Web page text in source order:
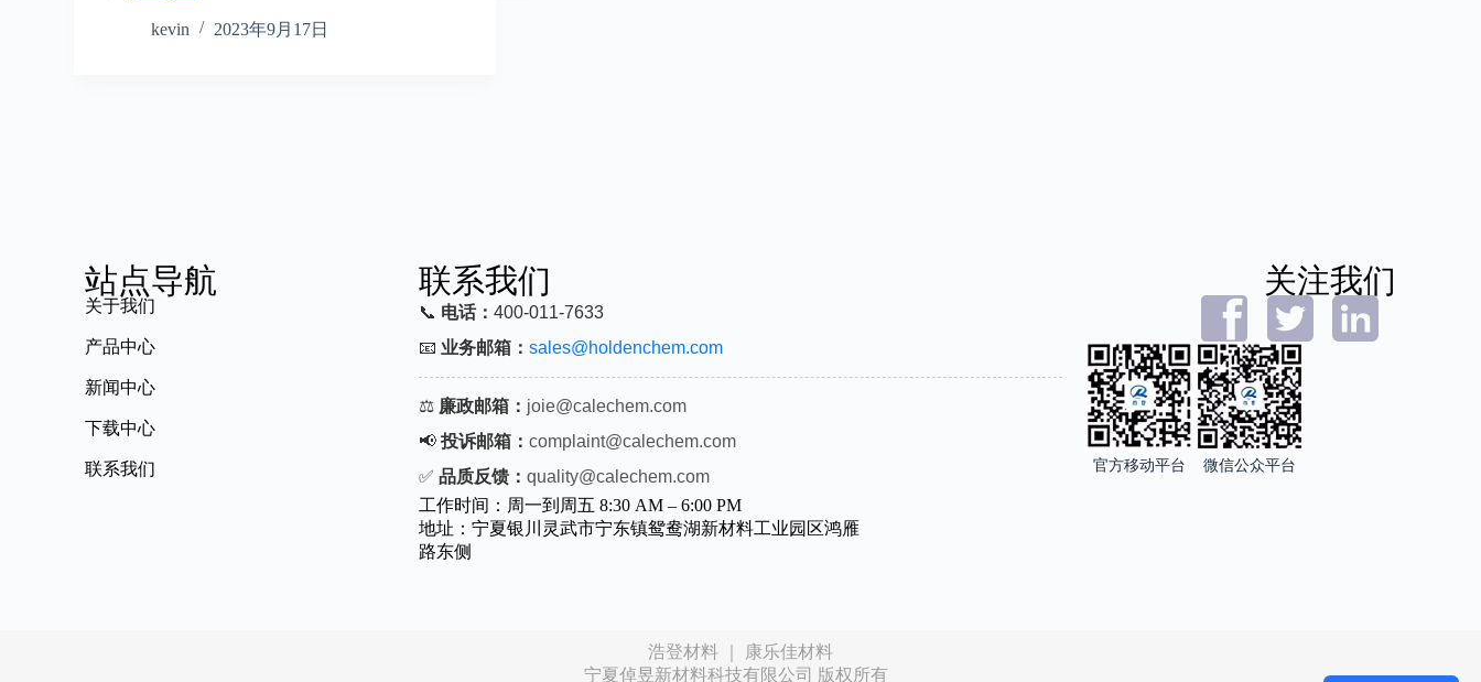
kevin 2023年9月17日
站点导航
关于我们
产品中心
新闻中心
下载中心
联系我们
联系我们
📞 电话： 400-011-7633
📧 业务邮箱： sales@holdenchem.com
⚖️ 廉政邮箱： joie@calechem.com
📢 投诉邮箱： complaint@calechem.com
✅ 品质反馈： quality@calechem.com
工作时间：周一到周五 8:30 AM – 6:00 PM
地址：宁夏银川灵武市宁东镇鸳鸯湖新材料工业园区鸿雁
路东侧
关注我们
官方移动平台 微信公众平台
浩登材料 ｜ 康乐佳材料
宁夏倬昱新材料科技有限公司 版权所有